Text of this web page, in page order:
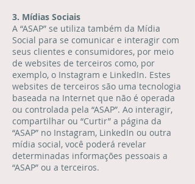
3. Mídias Sociais
A “ASAP” se utiliza também da Mídia
Social para se comunicar e interagir com
seus clientes e consumidores, por meio
de websites de terceiros como, por
exemplo, o Instagram e LinkedIn. Estes
websites de terceiros são uma tecnologia
baseada na Internet que não é operada
ou controlada pela “ASAP”. Ao interagir,
compartilhar ou “Curtir” a página da
“ASAP” no Instagram, LinkedIn ou outra
mídia social, você poderá revelar
determinadas informações pessoais a
“ASAP” ou a terceiros.